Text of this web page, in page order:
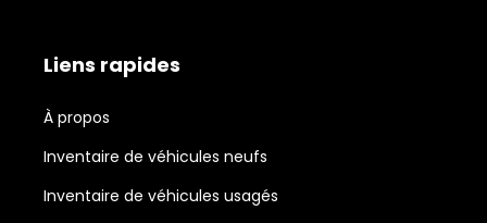
Liens rapides
À propos
Inventaire de véhicules neufs
Inventaire de véhicules usagés